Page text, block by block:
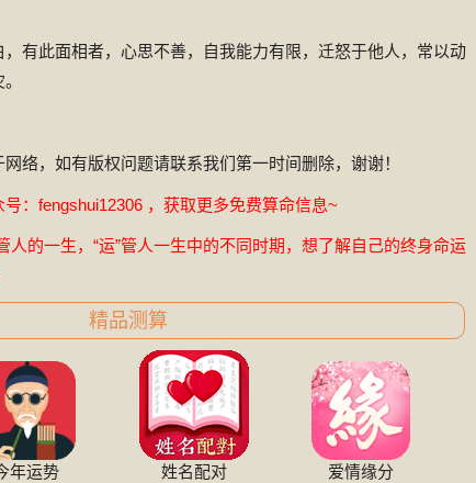
有此面相者，心思不善，自我能力有限，迁怒于他人，常以动
络，如有版权问题请联系我们第一时间删除，谢谢！
：fengshui12306 ，获取更多免费算命信息~
人的一生，“运”管人一生中的不同时期，想了解自己的终身命运
精品测算
年运势 姓名配对 爱情缘分